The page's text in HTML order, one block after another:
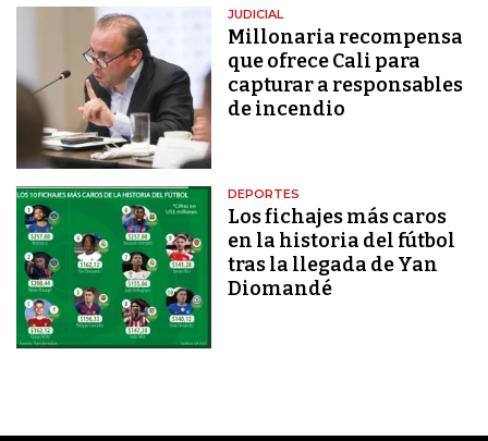
JUDICIAL
Millonaria recompensa
que ofrece Cali para
capturar a responsables
de incendio
DEPORTES
Los fichajes más caros
en la historia del fútbol
tras la llegada de Yan
Diomandé